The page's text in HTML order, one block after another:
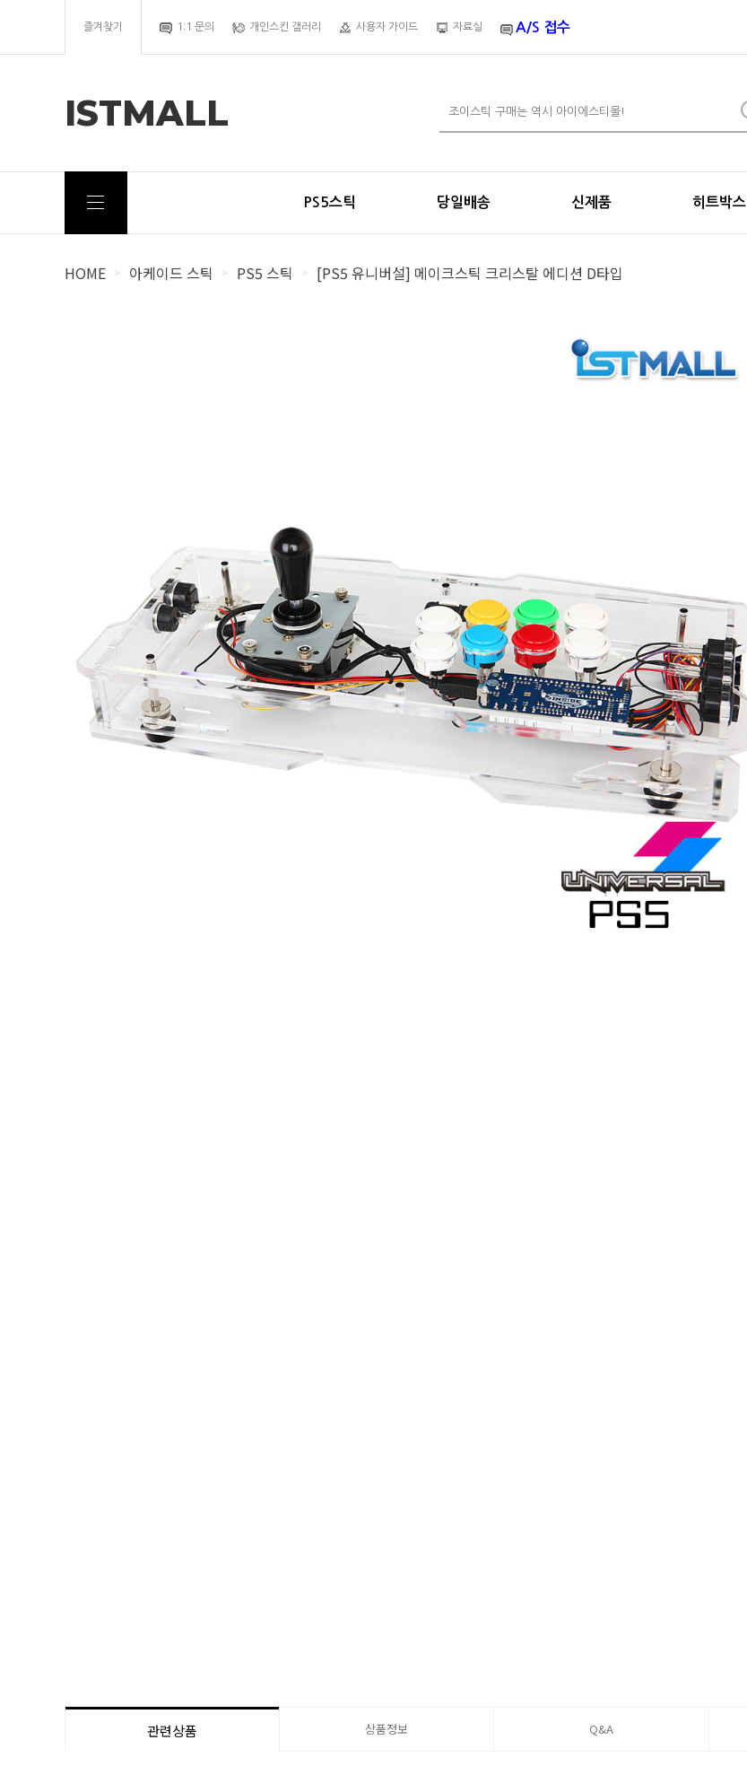
즐겨찾기 1:1 문의 개인스킨 갤러리 사용자 가이드 자료실 A/S 접수
ISTMALL
PS5스틱 당일배송 신제품 히트박스
HOME > 아케이드 스틱 > PS5 스틱 > [PS5 유니버설] 메이크스틱 크리스탈 에디션 D타입
관련상품 상품정보 Q&A